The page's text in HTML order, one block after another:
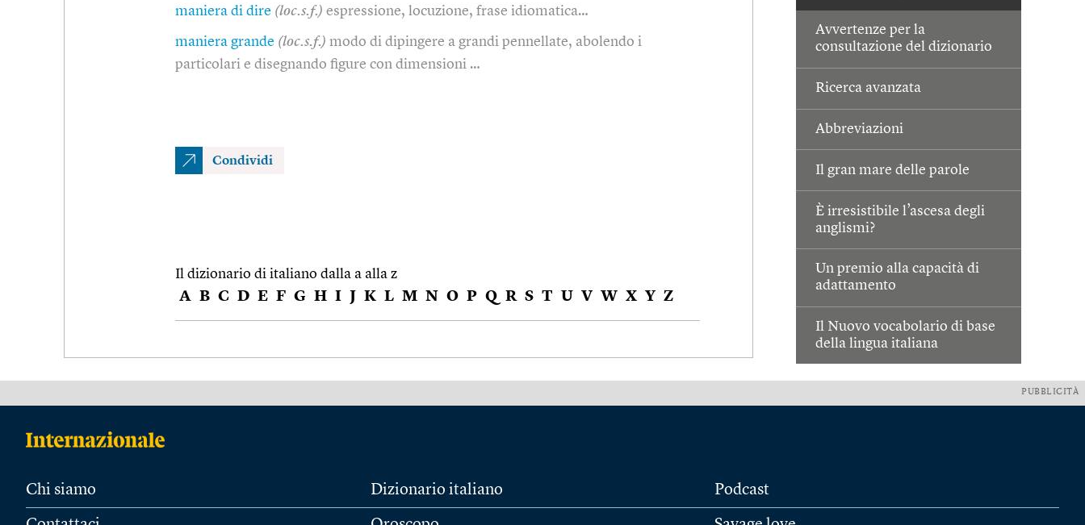
Avvertenze per la
consultazione del dizionario
Ricerca avanzata
Abbreviazioni
Il gran mare delle parole
È irresistibile l’ascesa degli
anglismi?
Un premio alla capacità di
adattamento
Il Nuovo vocabolario di base
della lingua italiana
maniera di dire (loc.s.f.) espressione, locuzione, frase idiomatica…
maniera grande (loc.s.f.) modo di dipingere a grandi pennellate, abolendo i
particolari e disegnando figure con dimensioni …
Condividi
Il dizionario di italiano dalla a alla z
A B C D E F G H I J K L M N O P Q R S T U V W X Y Z
PUBBLICITÀ
Chi siamo Dizionario italiano Podcast